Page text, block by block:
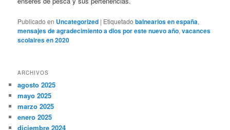
Publicado en Uncategorized | Etiquetado balnearios en españa,
mensajes de agradecimiento a dios por este nuevo año,vacances
scolaires en 2020
ARCHIVOS
agosto 2025
mayo 2025
marzo 2025
enero 2025
diciembre 2024